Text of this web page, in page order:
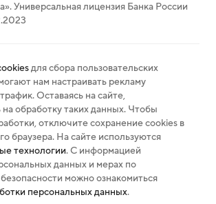
Универсальная лицензия Банка России
для сбора пользовательских
нам настраивать рекламу
Оставаясь на сайте,
обработку таких данных. Чтобы
отключите сохранение cookies в
браузера. На сайте используются
технологии. С информацией
данных и мерах по
можно ознакомиться
персональных данных.